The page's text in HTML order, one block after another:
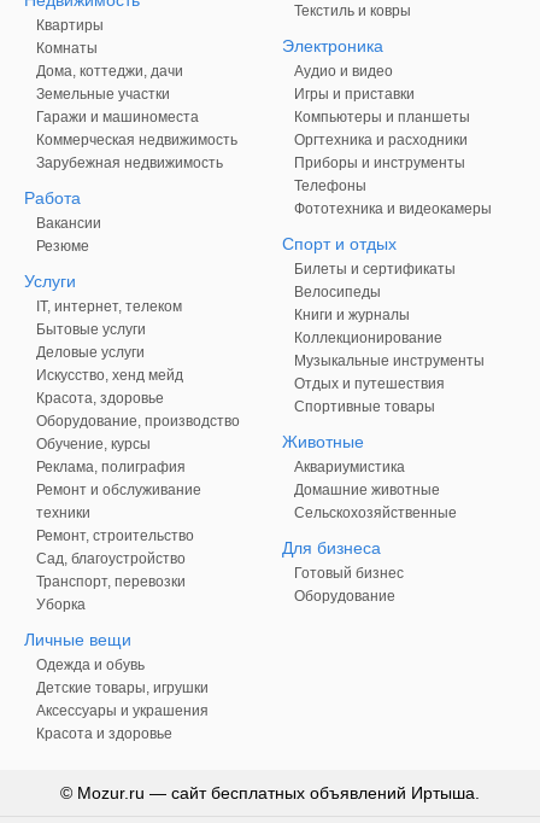
Квартиры
Комнаты
Дома, коттеджи, дачи
Земельные участки
Гаражи и машиноместа
Коммерческая недвижимость
Зарубежная недвижимость
Работа
Вакансии
Резюме
Услуги
IT, интернет, телеком
Бытовые услуги
Деловые услуги
Искусство, хенд мейд
Красота, здоровье
Оборудование, производство
Обучение, курсы
Реклама, полиграфия
Ремонт и обслуживание
техники
Ремонт, строительство
Сад, благоустройство
Транспорт, перевозки
Уборка
Личные вещи
Одежда и обувь
Детские товары, игрушки
Аксессуары и украшения
Красота и здоровье
Текстиль и ковры
Электроника
Аудио и видео
Игры и приставки
Компьютеры и планшеты
Оргтехника и расходники
Приборы и инструменты
Телефоны
Фототехника и видеокамеры
Спорт и отдых
Билеты и сертификаты
Велосипеды
Книги и журналы
Коллекционирование
Музыкальные инструменты
Отдых и путешествия
Спортивные товары
Животные
Аквариумистика
Домашние животные
Сельскохозяйственные
Для бизнеса
Готовый бизнес
Оборудование
© Mozur.ru — сайт бесплатных объявлений Иртыша.